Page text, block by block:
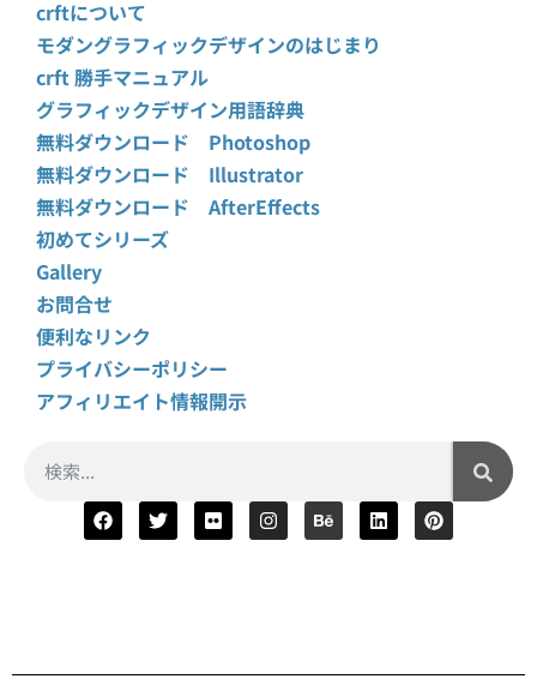
crftについて
モダングラフィックデザインのはじまり
crft 勝手マニュアル
グラフィックデザイン用語辞典
無料ダウンロード Photoshop
無料ダウンロード Illustrator
無料ダウンロード AfterEffects
初めてシリーズ
Gallery
お問合せ
便利なリンク
プライバシーポリシー
アフィリエイト情報開示